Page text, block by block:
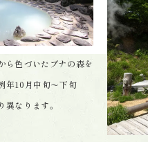
ら色づいたブナの森を
年10月中旬〜下旬
なります。